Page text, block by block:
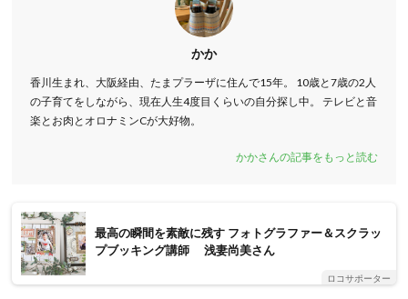
かか
香川生まれ、大阪経由、たまプラーザに住んで15年。 10歳と7歳の2人
の子育てをしながら、現在人生4度目くらいの自分探し中。 テレビと音
楽とお肉とオロナミンCが大好物。
かかさんの記事をもっと読む
最高の瞬間を素敵に残す フォトグラファー＆スクラッ
プブッキング講師 浅妻尚美さん
ロコサポーター